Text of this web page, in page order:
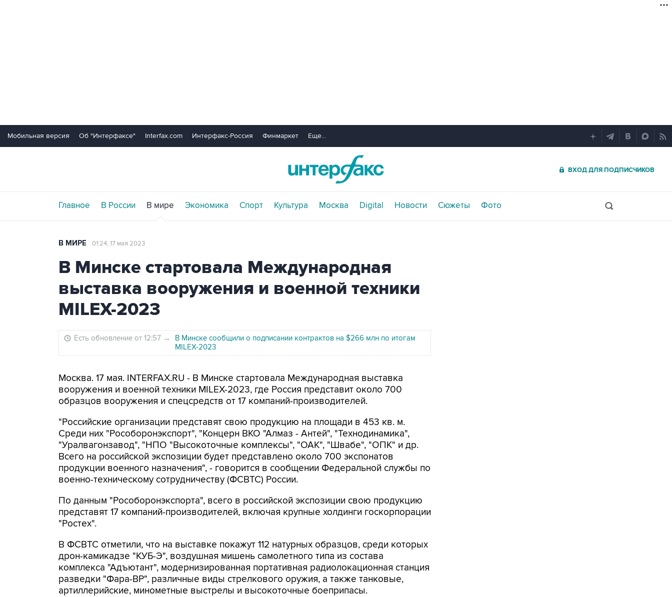
Мобильная версия Об "Интерфаксе" Interfax.com Интерфакс-Россия Финмаркет Еще...
ВХОД ДЛЯ ПОДПИСЧИКОВ
Главное В России В мире Экономика Спорт Культура Москва Digital Новости Сюжеты Фото
В МИРЕ 01:24, 17 мая 2023
В Минске стартовала Международная
выставка вооружения и военной техники
MILEX-2023
Есть обновление от 12:57 →
В Минске сообщили о подписании контрактов на $266 млн по итогам
MILEX-2023
Москва. 17 мая. INTERFAX.RU - В Минске стартовала Международная выставка
вооружения и военной техники MILEX-2023, где Россия представит около 700
образцов вооружения и спецсредств от 17 компаний-производителей.
"Российские организации представят свою продукцию на площади в 453 кв. м.
Среди них "Рособоронэкспорт", "Концерн ВКО "Алмаз - Антей", "Технодинамика",
"Уралвагонзавод", "НПО "Высокоточные комплексы", "ОАК", "Швабе", "ОПК" и др.
Всего на российской экспозиции будет представлено около 700 экспонатов
продукции военного назначения", - говорится в сообщении Федеральной службы по
военно-техническому сотрудничеству (ФСВТС) России.
По данным "Рособоронэкспорта", всего в российской экспозиции свою продукцию
представят 17 компаний-производителей, включая крупные холдинги госкорпорации
"Ростех".
В ФСВТС отметили, что на выставке покажут 112 натурных образцов, среди которых
дрон-камикадзе "КУБ-Э", воздушная мишень самолетного типа из состава
комплекса "Адъютант", модернизированная портативная радиолокационная станция
разведки "Фара-ВР", различные виды стрелкового оружия, а также танковые,
артиллерийские, минометные выстрелы и высокоточные боеприпасы.